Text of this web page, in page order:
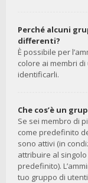
Perché alcuni
differenti?
È possibile per
colore ai membri
identificarli.
Che cos’è un
Se sei membro di
come predefinito
sono attivi (in
attribuire al
predefinito).
tuo gruppo di